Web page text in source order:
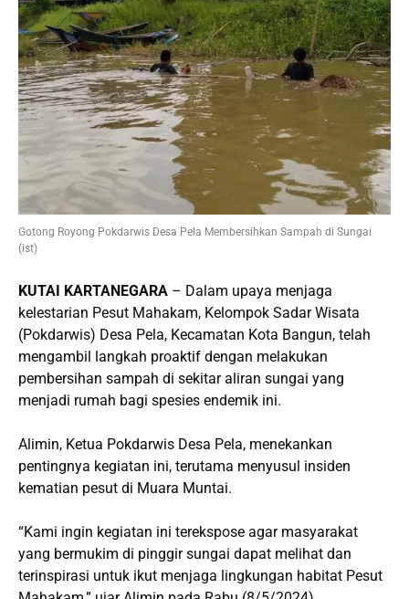
Gotong Royong Pokdarwis Desa Pela Membersihkan Sampah di Sungai
(ist)
KUTAI KARTANEGARA – Dalam upaya menjaga
kelestarian Pesut Mahakam, Kelompok Sadar Wisata
(Pokdarwis) Desa Pela, Kecamatan Kota Bangun, telah
mengambil langkah proaktif dengan melakukan
pembersihan sampah di sekitar aliran sungai yang
menjadi rumah bagi spesies endemik ini.
Alimin, Ketua Pokdarwis Desa Pela, menekankan
pentingnya kegiatan ini, terutama menyusul insiden
kematian pesut di Muara Muntai.
“Kami ingin kegiatan ini terekspose agar masyarakat
yang bermukim di pinggir sungai dapat melihat dan
terinspirasi untuk ikut menjaga lingkungan habitat Pesut